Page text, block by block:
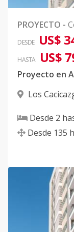
PROYECTO -
DESDE US$
HASTA US$
Proyecto en
Los
Desde 2
Desde 135